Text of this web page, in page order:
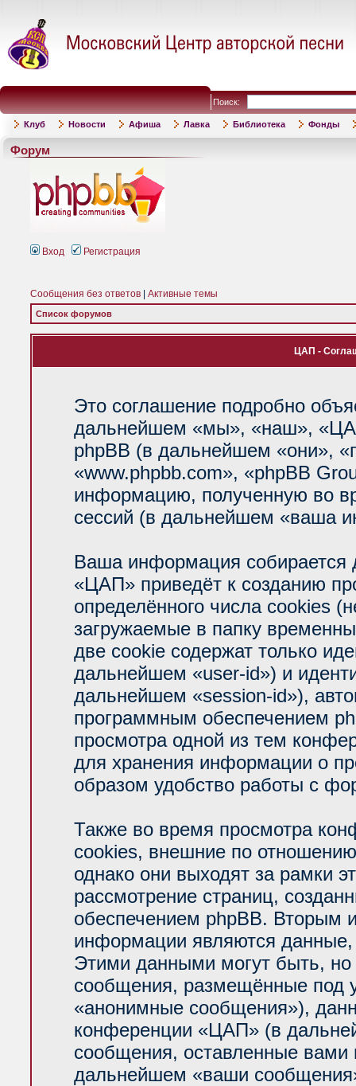
Поиск:
Клуб Новости Афиша Лавка Библиотека Фонды
Форум
Вход Регистрация
Сообщения без ответов Активные темы
Список форумов
ЦАП -
Это соглашение подробно
дальнейшем «мы», «наш»,
phpBB (в дальнейшем «они»,
«www.phpbb.com», «phpBB
информацию, полученную во
сессий (в дальнейшем «ваша
Ваша информация собирается
«ЦАП» приведёт к созданию
определённого числа cookies
загружаемые в папку
две cookie содержат только
дальнейшем «user-id») и
дальнейшем «session-id»),
программным обеспечением
просмотра одной из тем
для хранения информации о
образом удобство работы с
Также во время просмотра
cookies, внешние по
однако они выходят за рамки
рассмотрение страниц,
обеспечением phpBB. Вторым
информации являются
Этими данными могут быть,
сообщения, размещённые под
«анонимные сообщения»),
конференции «ЦАП» (в
сообщения, оставленные вами
дальнейшем «ваши